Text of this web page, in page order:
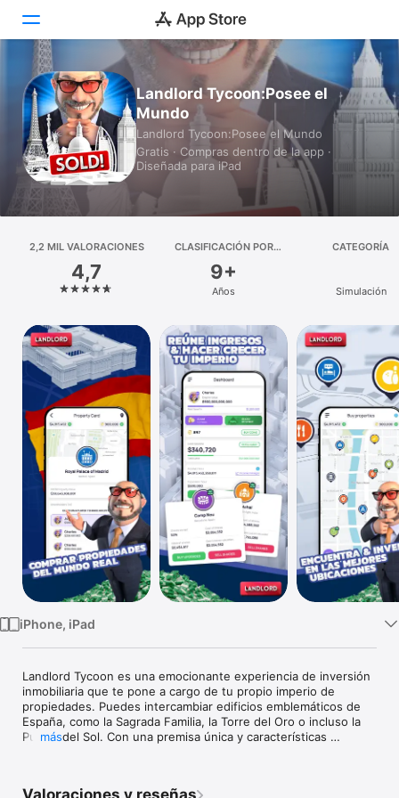
Hoy
Juegos
Apps
Arcade
Plataforma
iPhone
iPad
Mac
Watch
TV
Landlord Tycoon:Posee el
Mundo
Landlord Tycoon:Posee el Mundo
Gratis · Compras dentro de la app ·
Diseñada para iPad
2,2 MIL VALORACIONES
4,7
CLASIFICACIÓN POR
9+
Años
CATEGORÍA
Simulación
iPhone, iPad
Landlord Tycoon es una emocionante experiencia de inversión
inmobiliaria que te pone a cargo de tu propio imperio de
propiedades. Puedes intercambiar edificios emblemáticos de
España, como la Sagrada Familia, la Torre del Oro o incluso la
Puerta del Sol. Con una premisa única y características
más
Valoraciones y reseñas